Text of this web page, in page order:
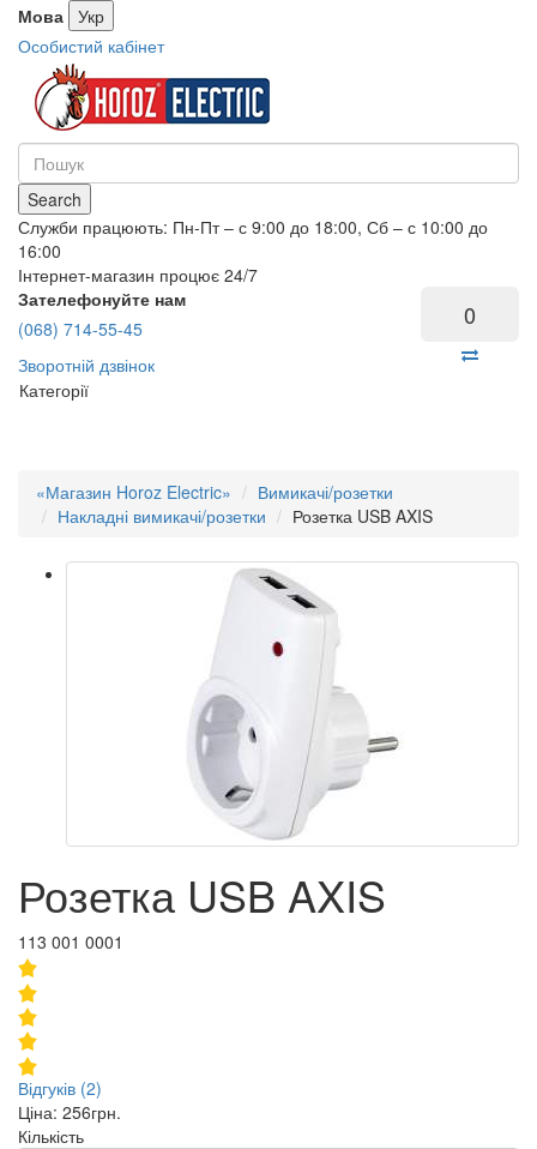
Мова Укр
Особистий кабінет
Search
Служби працюють: Пн-Пт – с 9:00 до 18:00, Сб – с 10:00 до
16:00
Інтернет-магазин процює 24/7
Зателефонуйте нам
(068) 714-55-45
Зворотній дзвінок
0
Категорії
«Магазин Horoz Electric»
Вимикачі/розетки
Накладні вимикачі/розетки
Розетка USB AXIS
Розетка USB AXIS
113 001 0001
Відгуків (2)
Ціна: 256грн.
Кількість